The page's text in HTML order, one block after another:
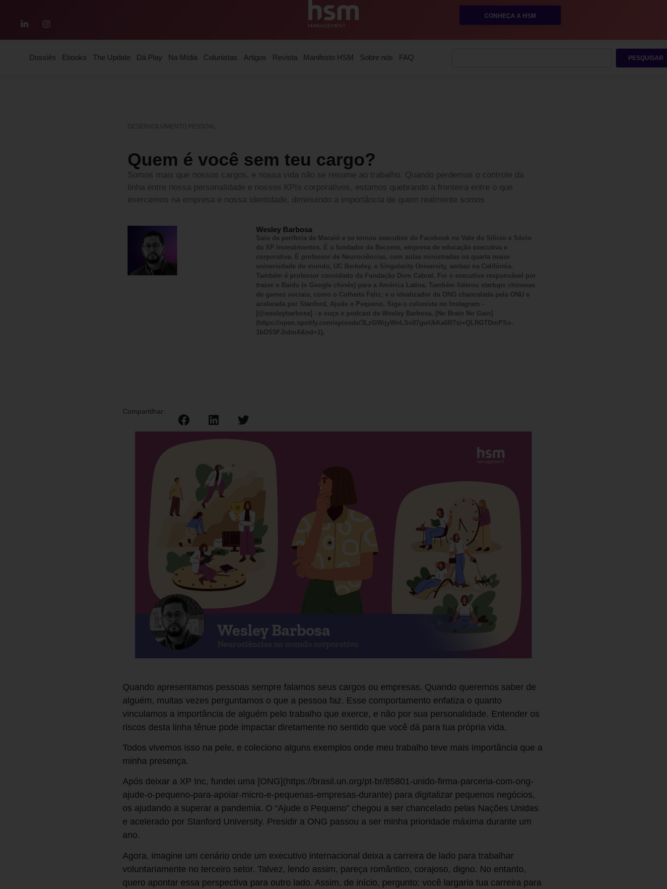
CONHEÇA A HSM
Dossiês Ebooks The Update Dá Play Na Mídia Colunistas Artigos Revista Manifesto HSM Sobre nós FAQ PESQUISAR
DESENVOLVIMENTO PESSOAL
Quem é você sem teu cargo?
Somos mais que nossos cargos, e nossa vida não se resume ao trabalho. Quando perdemos o controle da
linha entre nossa personalidade e nossos KPIs corporativos, estamos quebrando a fronteira entre o que
exercemos na empresa e nossa identidade, diminuindo a importância de quem realmente somos
Wesley Barbosa
Saiu da periferia de Maceió e se tornou executivo do Facebook no Vale do Silício e Sócio
da XP Investimentos. É o fundador da Become, empresa de educação executiva e
corporativa. É professor de Neurociências, com aulas ministradas na quarta maior
universidade do mundo, UC Berkeley, e Singularity University, ambas na Califórnia.
Também é professor convidado da Fundação Dom Cabral. Foi o executivo responsável por
trazer o Baidu (o Google chinês) para a América Latina. Também liderou startups chinesas
de games sociais, como o Colheita Feliz, e o idealizador da ONG chancelada pela ONU e
acelerada por Stanford, Ajude o Pequeno. Siga o colunista no Instagram -
[@wesleybarbosa] - e ouça o podcast de Wesley Barbosa, [No Brain No Gain]
(https://open.spotify.com/episode/3LzGWqyWnLSo07gwUkKa6R?si=QLRGTDmPSo-
1bOS5FJrdmA&nd=1),
Compartilhar:
Quando apresentamos pessoas sempre falamos seus cargos ou empresas. Quando queremos saber de
alguém, muitas vezes perguntamos o que a pessoa faz. Esse comportamento enfatiza o quanto
vinculamos a importância de alguém pelo trabalho que exerce, e não por sua personalidade. Entender os
riscos desta linha tênue pode impactar diretamente no sentido que você dá para tua própria vida.
Todos vivemos isso na pele, e coleciono alguns exemplos onde meu trabalho teve mais importância que a
minha presença.
Após deixar a XP Inc, fundei uma [ONG](https://brasil.un.org/pt-br/85801-unido-firma-parceria-com-ong-
ajude-o-pequeno-para-apoiar-micro-e-pequenas-empresas-durante) para digitalizar pequenos negócios,
os ajudando a superar a pandemia. O “Ajude o Pequeno” chegou a ser chancelado pelas Nações Unidas
e acelerado por Stanford University. Presidir a ONG passou a ser minha prioridade máxima durante um
ano.
Agora, imagine um cenário onde um executivo internacional deixa a carreira de lado para trabalhar
voluntariamente no terceiro setor. Talvez, lendo assim, pareça romântico, corajoso, digno. No entanto,
quero apontar essa perspectiva para outro lado. Assim, de início, pergunto: você largaria tua carreira para